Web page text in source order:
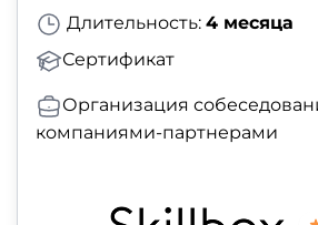
Длительность: 4 месяца
Сертификат
Организация
компаниями-партнерами